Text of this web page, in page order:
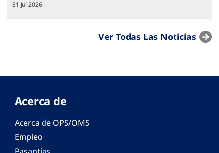
31 Jul 2026
Ver Todas Las Noticias
Acerca de
Acerca de OPS/OMS
Empleo